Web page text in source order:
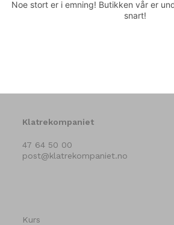
Noe stort er i emning! Butikken vår er
snart!
Klatrekompaniet
47 64 50 00
post@klatrekompaniet.no
Kurs